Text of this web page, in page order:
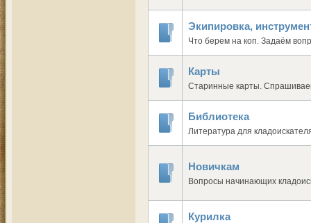
Экипировка,
Что берем на коп. Задаём
Карты
Старинные карты.
Библиотека
Литература для
Новичкам
Вопросы начинающих
Курилка